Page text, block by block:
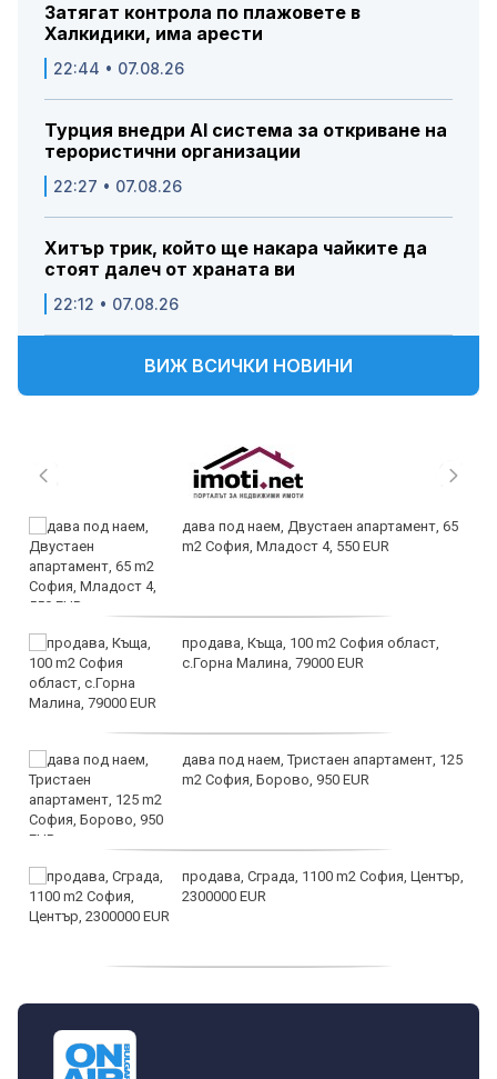
Затягат контрола по плажовете в
Халкидики, има арести
22:44 • 07.08.26
Турция внедри AI система за откриване на
терористични организации
22:27 • 07.08.26
Хитър трик, който ще накара чайките да
стоят далеч от храната ви
22:12 • 07.08.26
ВИЖ ВСИЧКИ НОВИНИ
дава под наем, Двустаен апартамент, 65
m2 София, Младост 4, 550 EUR
продава, Къща, 100 m2 София област,
с.Горна Малина, 79000 EUR
дава под наем, Тристаен апартамент, 125
m2 София, Борово, 950 EUR
продава, Сграда, 1100 m2 София, Център,
2300000 EUR